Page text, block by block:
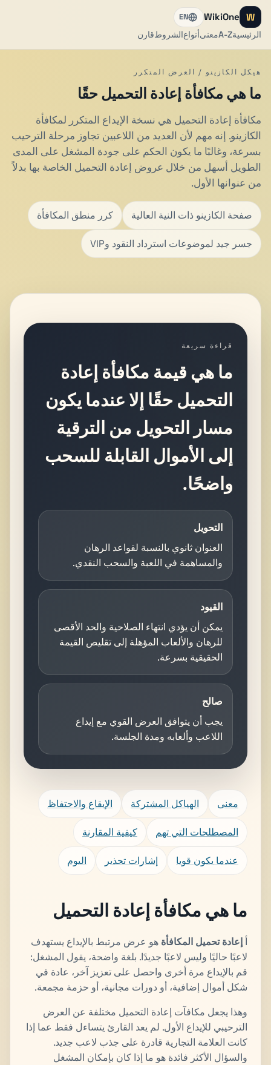
W
WikiOne
الرئيسيةA-Zمعنىأنواعالشروطقارن
EN
هيكل الكازينو / العرض المتكرر
ما هي مكافأة إعادة التحميل حقًا
مكافأة إعادة التحميل هي نسخة الإيداع المتكرر لمكافأة
الكازينو. إنه مهم لأن العديد من اللاعبين تجاوز مرحلة الترحيب
بسرعة، وغالبًا ما يكون الحكم على جودة المشغل على المدى
الطويل أسهل من خلال عروض إعادة التحميل الخاصة بها بدلاً
من عنوانها الأول.
صفحة الكازينو ذات النية العالية كرر منطق المكافأة
جسر جيد لموضوعات استرداد النقود وVIP
قراءة سريعة
ما هي قيمة مكافأة إعادة
التحميل حقًا إلا عندما يكون
مسار التحويل من الترقية
إلى الأموال القابلة للسحب
واضحًا.
التحويل
العنوان ثانوي بالنسبة لقواعد الرهان
والمساهمة في اللعبة والسحب النقدي.
القيود
يمكن أن يؤدي انتهاء الصلاحية والحد الأقصى
للرهان والألعاب المؤهلة إلى تقليص القيمة
الحقيقية بسرعة.
صالح
يجب أن يتوافق العرض القوي مع إيداع
اللاعب وألعابه ومدة الجلسة.
معنى الهياكل المشتركة الإيقاع والاحتفاظ
المصطلحات التي تهم كيفية المقارنة
عندما يكون قويا إشارات تحذير اليوم
ما هي مكافأة إعادة التحميل
أ إعادة تحميل المكافأة هو عرض مرتبط بالإيداع يستهدف
لاعبًا حاليًا وليس لاعبًا جديدًا. بلغة واضحة، يقول المشغل:
قم بالإيداع مرة أخرى واحصل على تعزيز آخر، عادة في
شكل أموال إضافية، أو دورات مجانية، أو حزمة مجمعة.
وهذا يجعل مكافآت إعادة التحميل مختلفة عن العرض
الترحيبي للإيداع الأول. لم يعد القارئ يتساءل فقط عما إذا
كانت العلامة التجارية قادرة على جذب لاعب جديد.
والسؤال الأكثر فائدة هو ما إذا كان بإمكان المشغل